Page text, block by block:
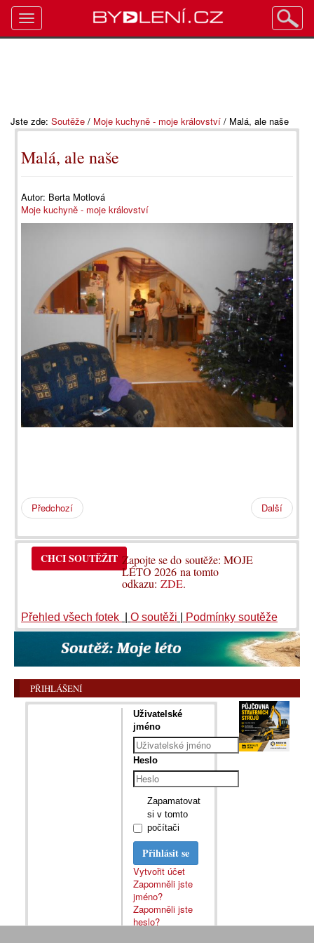
Jste zde: Soutěže / Moje kuchyně - moje království / Malá, ale naše
Malá, ale naše
Autor: Berta Motlová
Moje kuchyně - moje království
Předchozí Další
CHCI SOUTĚŽIT Zapojte se do soutěže: MOJE
LÉTO 2026 na tomto
odkazu:ZDE.
Přehled všech fotek O soutěži Podmínky soutěže
PŘIHLÁŠENÍ
Uživatelské
jméno
Heslo
Zapamatovat
si v tomto
počítači
Přihlásit se
Vytvořit účet
Zapomněli jste
jméno?
Zapomněli jste
heslo?
Toggle
navigation